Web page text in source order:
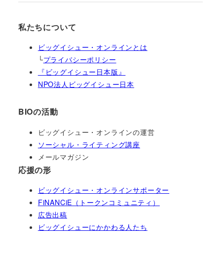
私たちについて
ビッグイシュー・オンラインとは
└プライバシーポリシー
『ビッグイシュー日本版』
NPO法人ビッグイシュー日本
BIOの活動
ビッグイシュー・オンラインの運営
ソーシャル・ライティング講座
メールマガジン
応援の形
ビッグイシュー・オンラインサポーター
FiNANCiE（トークンコミュニティ）
広告出稿
ビッグイシューにかかわる人たち